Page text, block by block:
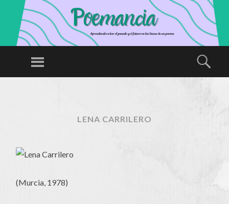
P
CI
Aprendiendo
futuro en las
Menú
LENA CARRILERO
(Murcia, 1978)